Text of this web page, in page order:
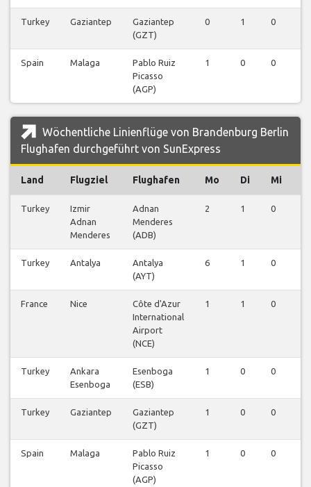
Turkey Gaziantep
Gaziantep
(GZT)
0 1 0
Spain Malaga
Pablo Ruiz
Picasso
(AGP)
1 0 0
Wöchentliche Linienflüge von Brandenburg Berlin
Flughafen durchgeführt von SunExpress
Land Flugziel Flughafen Mo Di Mi
Turkey
Izmir
Adnan
Menderes
Adnan
Menderes
(ADB)
2 1 0
Turkey Antalya
Antalya
(AYT)
6 1 0
France Nice
Côte d'Azur
International
Airport
(NCE)
1 1 0
Turkey
Ankara
Esenboga
Esenboga
(ESB)
1 0 0
Turkey Gaziantep
Gaziantep
(GZT)
1 0 0
Spain Malaga
Pablo Ruiz
Picasso
(AGP)
1 0 0